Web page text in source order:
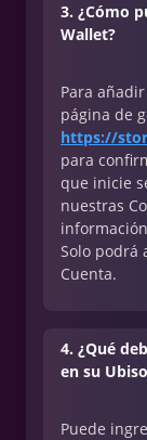
3. ¿Cómo
Wallet?
Para
página de
https://
para
que inicie
nuestras
Solo podrá
Cuenta.
4. ¿Qué
en su
Puede